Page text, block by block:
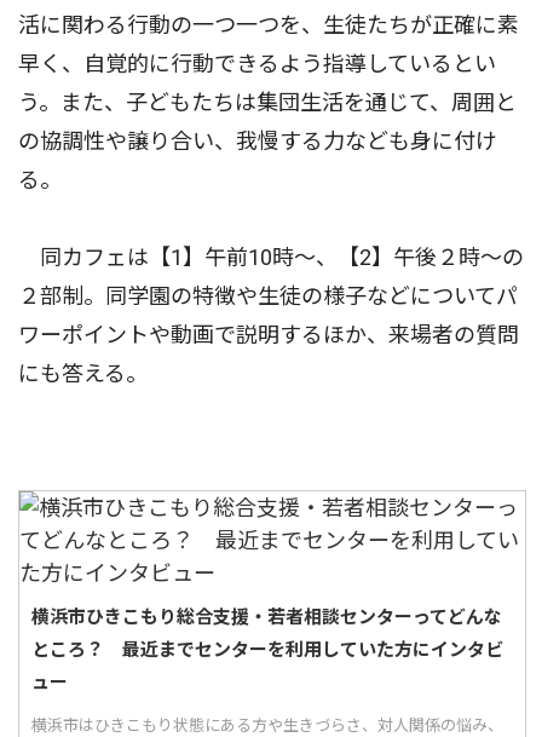
活に関わる行動の一つ一つを、生徒たちが正確に素
早く、自覚的に行動できるよう指導しているとい
う。また、子どもたちは集団生活を通じて、周囲と
の協調性や譲り合い、我慢する力なども身に付け
る。
同カフェは【1】午前10時〜、【2】午後２時〜の
２部制。同学園の特徴や生徒の様子などについてパ
ワーポイントや動画で説明するほか、来場者の質問
にも答える。
横浜市ひきこもり総合支援・若者相談センターってどんな
ところ？ 最近までセンターを利用していた方にインタビ
ュー
横浜市はひきこもり状態にある方や生きづらさ、対人関係の悩み、